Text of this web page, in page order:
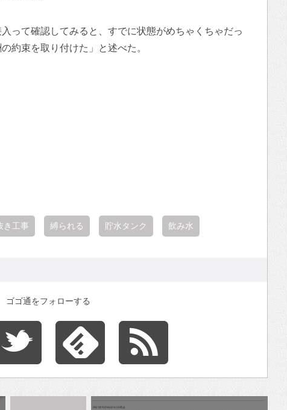
って確認してみると、すでに状態がめちゃくちゃだっ
約束を取り付けた」と述べた。
き工事 縛られる 貯水タンク 飲み水
ゴゴ通をフォローする